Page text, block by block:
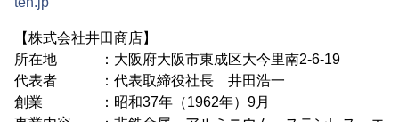
【株式会社井田商店】
所在地 ：大阪府大阪市東成区大今里南2-6-19
代表者 ：代表取締役社長 井田浩一
創業 ：昭和37年（1962年）9月